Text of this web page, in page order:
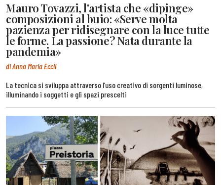
Mauro Tovazzi, l'artista che «dipinge»
composizioni al buio: «Serve molta
pazienza per ridisegnare con la luce tutte
le forme. La passione? Nata durante la
pandemia»
di Anna Maria Eccli
La tecnica si sviluppa attraverso l’uso creativo di sorgenti luminose,
illuminando i soggetti e gli spazi prescelti